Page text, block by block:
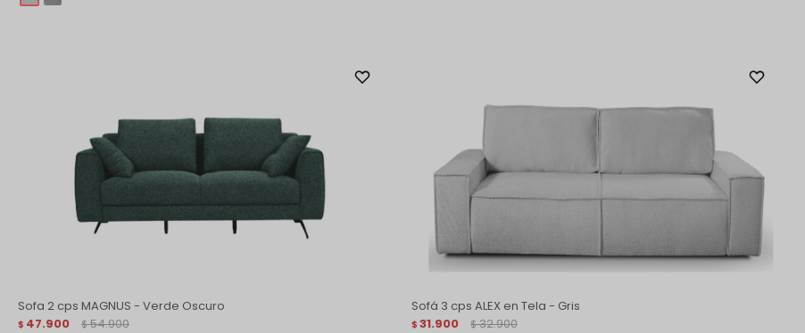
Sofa 2 cps MAGNUS - Verde Oscuro
$ 47.900 $ 54.900
Sofá 3 cps ALEX en Tela - Gris
$ 31.900 $ 32.900